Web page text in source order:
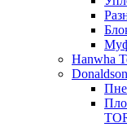
Hanwha